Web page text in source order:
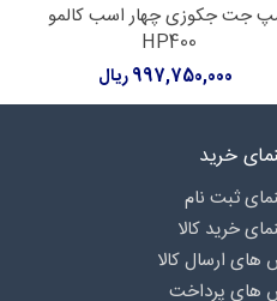
افزودن به سبد خرید
جت جکوزی چهار اسب کالمو
HP400
997,750,000 ریال
خرید
ثبت نام
خرید کالا
های ارسال کالا
های پرداخت